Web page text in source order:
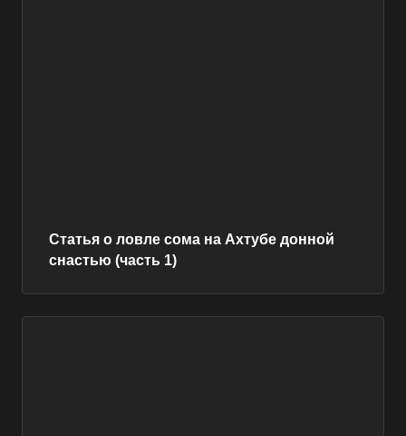
Статья о ловле сома на Ахтубе донной
снастью (часть 1)